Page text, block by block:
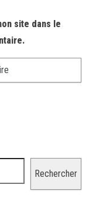
site dans le
Rechercher